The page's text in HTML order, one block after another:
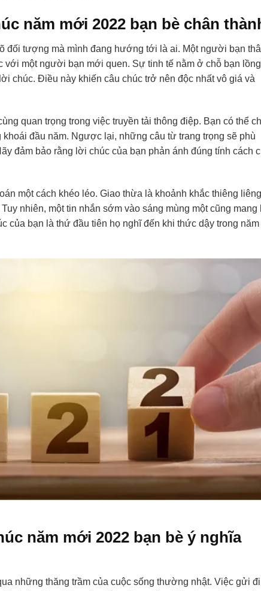
năm mới 2022 bạn bè chân
đối tượng mà mình đang hướng tới là ai. Một người bạn
một người bạn mới quen. Sự tinh tế nằm ở chỗ bạn lồng
chúc. Điều này khiến câu chúc trở nên độc nhất vô giá và
quan trọng trong việc truyền tải thông điệp. Bạn có thể
đầu năm. Ngược lại, những câu từ trang trọng sẽ phù
đảm bảo rằng lời chúc của bạn phản ánh đúng tính cách
một cách khéo léo. Giao thừa là khoảnh khắc thiêng liêng
nhiên, một tin nhắn sớm vào sáng mùng một cũng mang
của bạn là thứ đầu tiên họ nghĩ đến khi thức dậy trong năm
năm mới 2022 bạn bè ý nghĩa
những thăng trầm của cuộc sống thường nhật. Việc gửi đi